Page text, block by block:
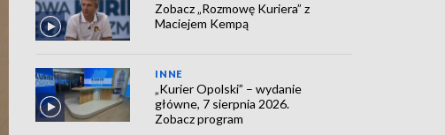
Zobacz „Rozmowę Kuriera” z
Maciejem Kempą
INNE
„Kurier Opolski” – wydanie
główne, 7 sierpnia 2026.
Zobacz program